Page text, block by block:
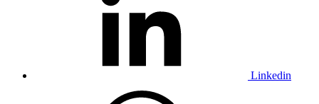
Linkedin